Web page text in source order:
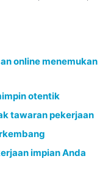
online menemukan
otentik
tawaran pekerjaan
impian Anda